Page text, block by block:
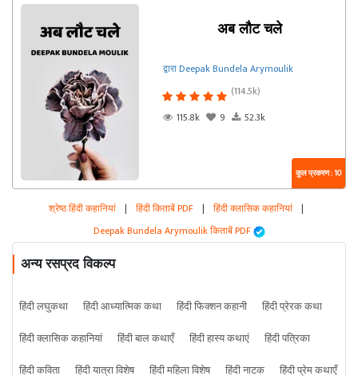
अब लौट चले
द्वारा Deepak Bundela Arymoulik
(114.5k)
115.8k
9 52.3k
कुल प्रकरण : 10
श्रेष्ठ हिंदी कहानियां | हिंदी किताबें PDF | हिंदी क्लासिक कहानियां |
Deepak Bundela Arymoulik किताबें PDF
अन्य रसप्रद विकल्प
हिंदी लघुकथा हिंदी आध्यात्मिक कथा हिंदी फिक्शन कहानी
हिंदी प्रेरक कथा
हिंदी क्लासिक कहानियां
हिंदी बाल कथाएँ हिंदी हास्य कथाएं
हिंदी पत्रिका
हिंदी कविता
हिंदी यात्रा विशेष हिंदी महिला विशेष हिंदी नाटक हिंदी प्रेम कथाएँ